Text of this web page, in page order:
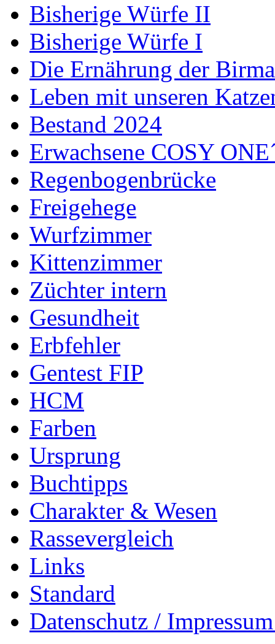
Bisherige Würfe II
Bisherige Würfe I
Die Ernährung der
Leben mit unseren
Bestand 2024
Erwachsene COSY
Regenbogenbrücke
Freigehege
Wurfzimmer
Kittenzimmer
Züchter intern
Gesundheit
Erbfehler
Gentest FIP
HCM
Farben
Ursprung
Buchtipps
Charakter & Wesen
Rassevergleich
Links
Standard
Datenschutz /